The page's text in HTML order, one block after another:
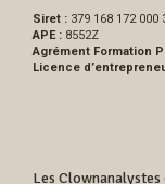
Siret : 379 168 172 000
APE : 8552Z
Agrément Formation
Licence
Les